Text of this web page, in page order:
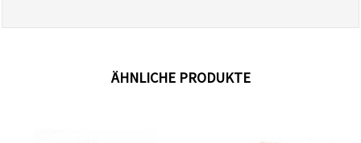
ÄHNLICHE PRODUKTE